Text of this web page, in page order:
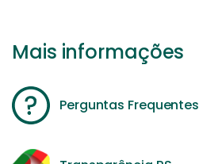
Mais informações
Perguntas Frequentes